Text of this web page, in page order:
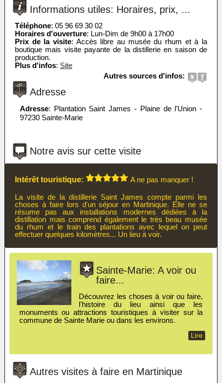
Informations utiles: Horaires, prix, ...
Téléphone: 05 96 69 30 02
Horaires d'ouverture: Lun-Dim de 9h00 à 17h00
Prix de la visite: Accès libre au musée du rhum et à la
boutique mais visite payante de la distillerie en saison de
production.
Plus d'infos: Site
Autres sources d'infos:
Adresse
Adresse: Plantation Saint James - Plaine de l'Union -
97230 Sainte-Marie
Notre avis sur cette visite
Intérêt touristique: A ne pas manquer !
La visite de la distillerie Saint James compte parmi les
choses à faire lors d'un séjour en Martinique. Elle ne se
résume pas aux installations modernes dédiées à la
distillation mais comprend également le très beau musée
du rhum et le train des plantations avec lequel on peut
effectuer quelques kilomètres... Un lieu à voir.
Sainte-Marie: A voir ou
faire...
Découvrez les choses à voir ou faire,
l'histoire du lieu ainsi que les
monuments ou attractions touristiques à visiter sur la
commune de Sainte Marie ou dans les environs.
Lire
Autres visites à faire en Martinique